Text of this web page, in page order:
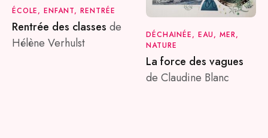
ÉCOLE, ENFANT, RENTRÉE
Rentrée des classes de
Hélène Verhulst
DÉCHAINÉE, EAU, MER,
NATURE
La force des vagues
de Claudine Blanc